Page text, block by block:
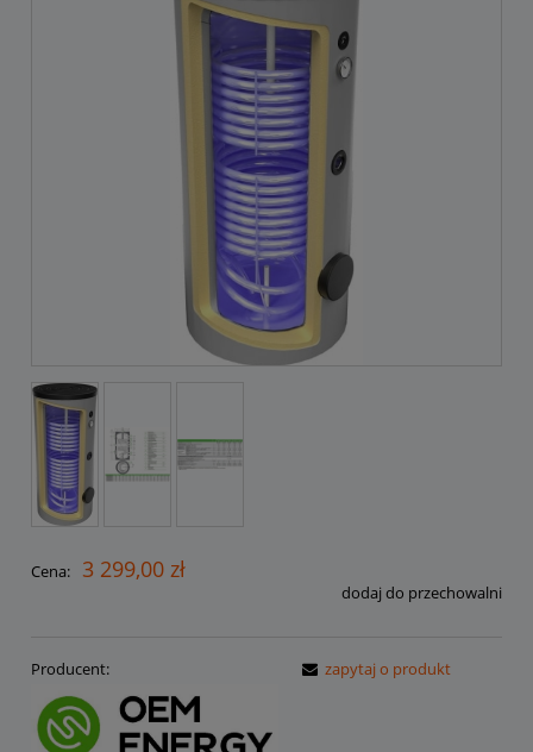
Cena: 3 299,00 zł
dodaj do przechowalni
Producent: zapytaj o produkt